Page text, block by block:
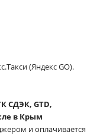
(Яндекс GO).
СДЭК, GTD,
в Крым
и оплачивается